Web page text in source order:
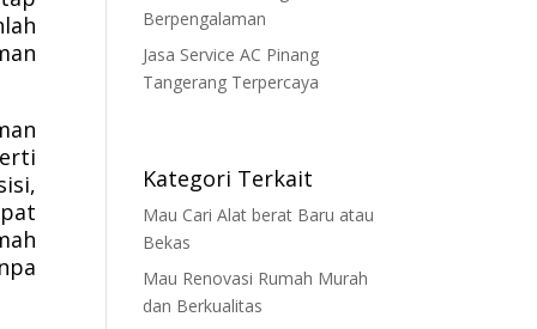
Berpengalaman
Jasa Service AC Pinang
Tangerang Terpercaya
Kategori Terkait
Mau Cari Alat berat Baru atau
Bekas
Mau Renovasi Rumah Murah
dan Berkualitas